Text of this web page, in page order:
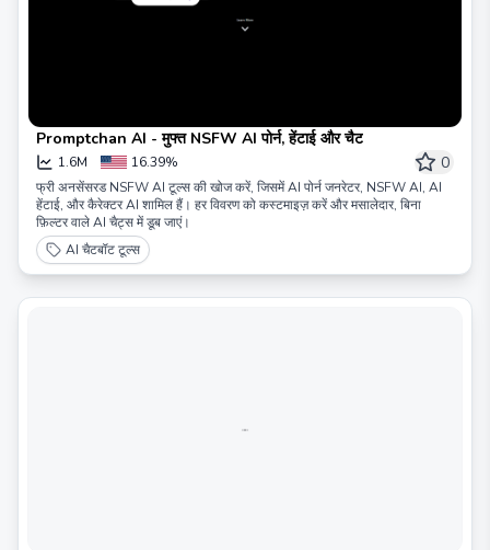
Promptchan AI - मुफ्त NSFW AI पोर्न, हेंटाई और चैट
1.6M 16.39% 0
फ्री अनसेंसरड NSFW AI टूल्स की खोज करें, जिसमें AI पोर्न जनरेटर, NSFW AI, AI
हेंटाई, और कैरेक्टर AI शामिल हैं। हर विवरण को कस्टमाइज़ करें और मसालेदार, बिना
फ़िल्टर वाले AI चैट्स में डूब जाएं।
AI चैटबॉट टूल्स